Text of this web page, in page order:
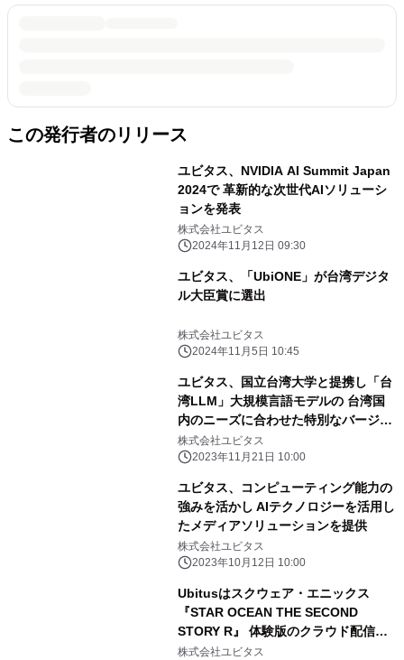
この発行者のリリース
ユビタス、NVIDIA AI Summit Japan
2024で 革新的な次世代AIソリューシ
ョンを発表
株式会社ユビタス
2024年11月12日 09:30
ユビタス、「UbiONE」が台湾デジタ
ル大臣賞に選出
株式会社ユビタス
2024年11月5日 10:45
ユビタス、国立台湾大学と提携し「台
湾LLM」大規模言語モデルの 台湾国
内のニーズに合わせた特別なバージョ
ンを開発
株式会社ユビタス
2023年11月21日 10:00
ユビタス、コンピューティング能力の
強みを活かし AIテクノロジーを活用し
たメディアソリューションを提供
株式会社ユビタス
2023年10月12日 10:00
Ubitusはスクウェア・エニックス
『STAR OCEAN THE SECOND
STORY R』 体験版のクラウド配信を
サポート
株式会社ユビタス